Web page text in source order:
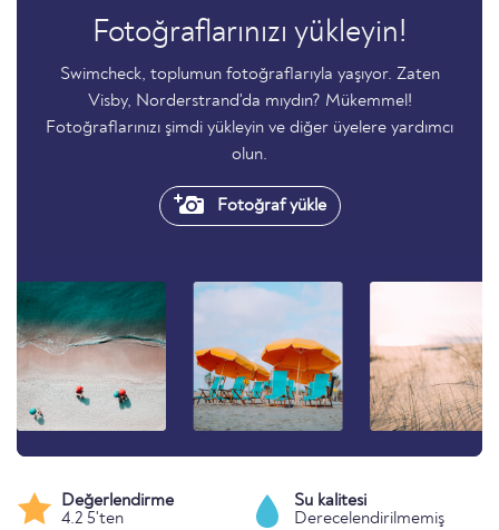
Fotoğraflarınızı yükleyin!
Swimcheck, toplumun fotoğraflarıyla yaşıyor. Zaten
Visby, Norderstrand'da mıydın? Mükemmel!
Fotoğraflarınızı şimdi yükleyin ve diğer üyelere yardımcı
olun.
Fotoğraf yükle
Değerlendirme
4.2 5'ten
Su kalitesi
Derecelendirilmemiş